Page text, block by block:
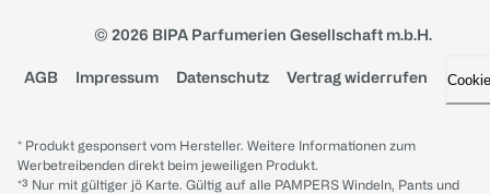
© 2026 BIPA Parfumerien Gesellschaft m.b.H.
AGB Impressum Datenschutz Vertrag widerrufen
* Produkt gesponsert vom Hersteller. Weitere Informationen zum
Werbetreibenden direkt beim jeweiligen Produkt.
*³ Nur mit gültiger jö Karte. Gültig auf alle PAMPERS Windeln, Pants und